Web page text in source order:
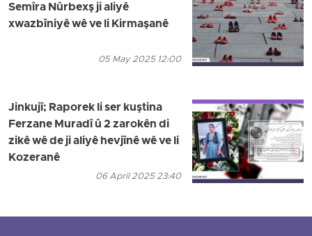
Semîra Nûrbexş ji aliyê
xwazbîniyê wê ve li Kirmaşanê
05 May 2025 12:00
Jinkujî; Raporek li ser kuştina
Ferzane Muradî û 2 zarokên di
zikê wê de ji aliyê hevjînê wê ve li
Kozeranê
06 April 2025 23:40